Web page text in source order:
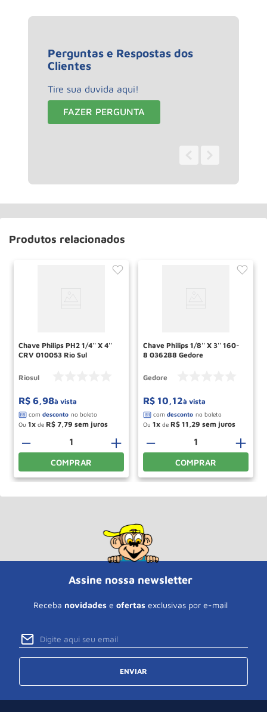
Perguntas e Respostas dos
Clientes
Tire sua duvida aqui!
FAZER PERGUNTA
Produtos relacionados
Chave Philips PH2 1/4'' X 4''
CRV 010053 Rio Sul
Riosul
R$ 6,98à vista
Ou 1 de R$ 7 79
＋
－
COMPRAR
Chave Philips 1/8'' X 3'' 160-
8 036288 Gedore
Gedore
R$ 10,12à vista
Ou 1 de R$ 11 29
＋
－
COMPRAR
Assine nossa newsletter
Receba novidades e ofertas exclusivas por e-mail
ENVIAR